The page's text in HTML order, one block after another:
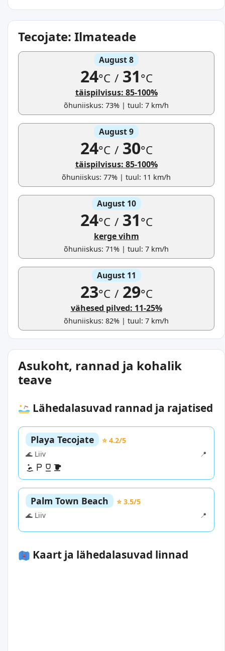
Tecojate: Ilmateade
August 8
24°C /31°C
täispilvisus: 85-100%
õhuniiskus: 73% | tuul: 7 km/h
August 9
24°C /30°C
täispilvisus: 85-100%
õhuniiskus: 77% | tuul: 11 km/h
August 10
24°C /31°C
kerge vihm
õhuniiskus: 71% | tuul: 7 km/h
August 11
23°C /29°C
vähesed pilved: 11-25%
õhuniiskus: 82% | tuul: 7 km/h
Asukoht, rannad ja kohalik
teave
Lähedalasuvad rannad ja rajatised
Playa Tecojate
⭐ 4.2/5
🌊 Liiv
📍
Palm Town Beach
⭐ 3.5/5
🌊 Liiv
📍
Kaart ja lähedalasuvad linnad